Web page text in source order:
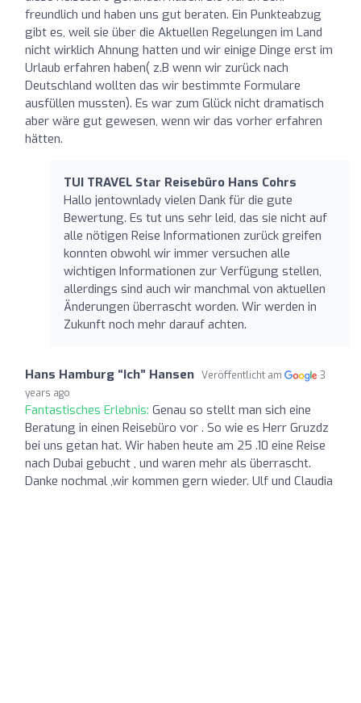
freundlich und haben uns gut beraten. Ein Punkteabzug
gibt es, weil sie über die Aktuellen Regelungen im Land
nicht wirklich Ahnung hatten und wir einige Dinge erst im
Urlaub erfahren haben( z.B wenn wir zurück nach
Deutschland wollten das wir bestimmte Formulare
ausfüllen mussten). Es war zum Glück nicht dramatisch
aber wäre gut gewesen, wenn wir das vorher erfahren
hätten.
TUI TRAVEL Star Reisebüro Hans Cohrs
Hallo jentownlady vielen Dank für die gute
Bewertung. Es tut uns sehr leid, das sie nicht auf
alle nötigen Reise Informationen zurück greifen
konnten obwohl wir immer versuchen alle
wichtigen Informationen zur Verfügung stellen,
allerdings sind auch wir manchmal von aktuellen
Änderungen überrascht worden. Wir werden in
Zukunft noch mehr darauf achten.
Hans Hamburg “Ich” Hansen Veröffentlicht am
3
years ago
Fantastisches Erlebnis: Genau so stellt man sich eine
Beratung in einen Reisebüro vor . So wie es Herr Gruzdz
bei uns getan hat. Wir haben heute am 25 .10 eine Reise
nach Dubai gebucht , und waren mehr als überrascht.
Danke nochmal ,wir kommen gern wieder. Ulf und Claudia